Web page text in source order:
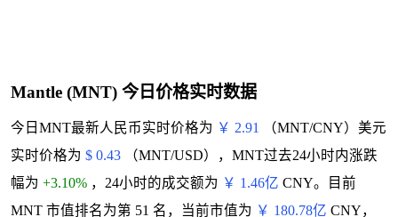
Mantle (MNT) 今日价格实时数据
今日MNT最新人民币实时价格为 ￥ 2.91
（MNT/CNY）美元
实时价格为 $ 0.43（MNT/USD），MNT过去24小时内涨跌
幅为 +3.10% ，24小时的成交额为 ￥ 1.46亿 CNY。目前
MNT 市值排名为第 51 名，当前市值为 ￥ 180.78亿 CNY，